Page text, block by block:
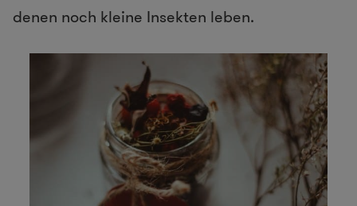
denen noch kleine Insekten leben.